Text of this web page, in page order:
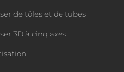
de tôles et de tubes
3D à cinq axes